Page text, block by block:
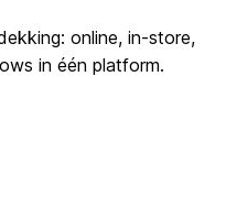
online, in-store,
in één platform.